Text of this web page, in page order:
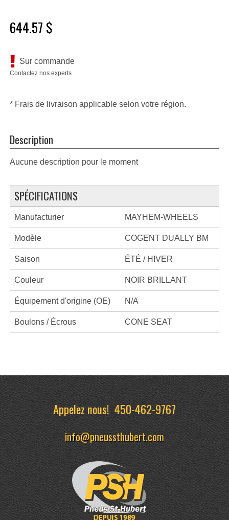
644.57 $
Sur commande
Contactez nos experts
* Frais de livraison applicable selon votre région.
Description
Aucune description pour le moment
SPÉCIFICATIONS
Manufacturier MAYHEM-WHEELS
Modèle COGENT DUALLY BM
Saison ÉTÉ / HIVER
Couleur NOIR BRILLANT
Équipement d'origine (OE) N/A
Boulons / Écrous CONE SEAT
Appelez nous!450-462-9767
info@pneussthubert.com